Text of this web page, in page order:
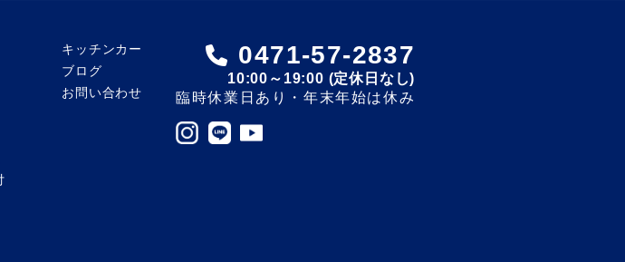
キッチンカー
ブログ
お問い合わせ
0471-57-2837
10:00～19:00 (定休日なし)
臨時休業日あり・年末年始は休み